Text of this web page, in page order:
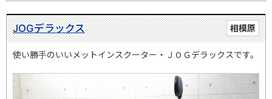
相模原
JOGデラックス
使い勝手のいいメットインスクーター・ＪＯＧデラックスです。